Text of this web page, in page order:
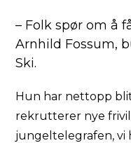
– Folk spør om å
Arnhild Fossum,
Ski.
Hun har nettopp
rekrutterer nye
jungeltelegrafen, vi